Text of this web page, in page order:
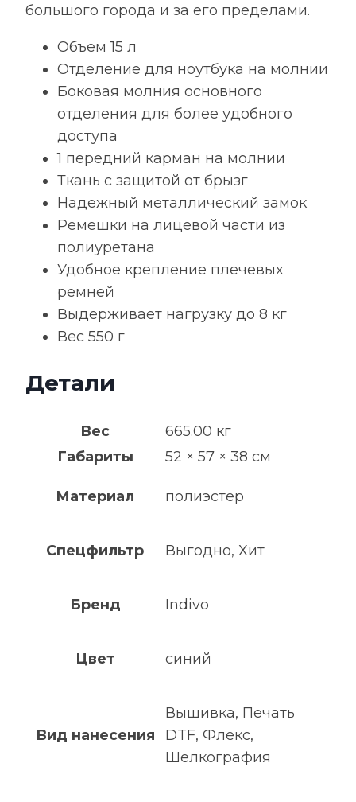
большого города и за его пределами.
Объем 15 л
Отделение для ноутбука на молнии
Боковая молния основного
отделения для более удобного
доступа
1 передний карман на молнии
Ткань с защитой от брызг
Надежный металлический замок
Ремешки на лицевой части из
полиуретана
Удобное крепление плечевых
ремней
Выдерживает нагрузку до 8 кг
Вес 550 г
Детали
Вес
665.00 кг
Габариты
52 × 57 × 38 см
Материал полиэстер
Спецфильтр Выгодно, Хит
Бренд Indivo
Цвет синий
Вид нанесения
Вышивка, Печать
DTF, Флекс,
Шелкография